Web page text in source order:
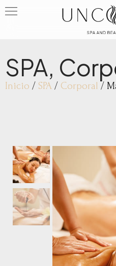
SPA,
Inicio / SPA / Corporal /